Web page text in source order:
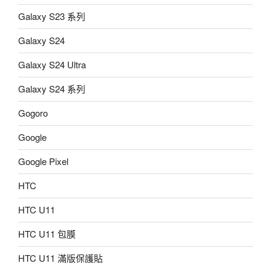
Galaxy S23 系列
Galaxy S24
Galaxy S24 Ultra
Galaxy S24 系列
Gogoro
Google
Google Pixel
HTC
HTC U11
HTC U11 包膜
HTC U11 滿版保護貼